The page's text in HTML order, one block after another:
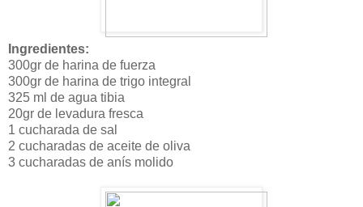
Ingredientes:
300gr de harina de fuerza
300gr de harina de trigo integral
325 ml de agua tibia
20gr de levadura fresca
1 cucharada de sal
2 cucharadas de aceite de oliva
3 cucharadas de anís molido